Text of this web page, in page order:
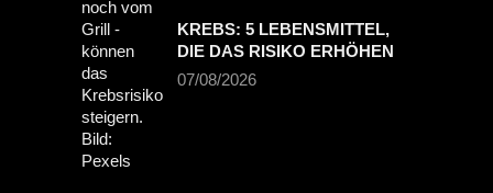
KREBS: 5 LEBENSMITTEL,
DIE DAS RISIKO ERHÖHEN
07/08/2026